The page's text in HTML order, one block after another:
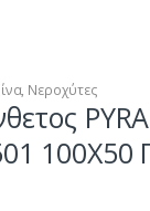
, Νεροχύτες